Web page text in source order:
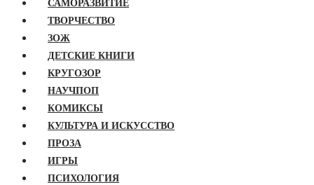
САМОРАЗВИТИЕ
ТВОРЧЕСТВО
ЗОЖ
ДЕТСКИЕ КНИГИ
КРУГОЗОР
НАУЧПОП
КОМИКСЫ
КУЛЬТУРА И ИСКУССТВО
ПРОЗА
ИГРЫ
ПСИХОЛОГИЯ